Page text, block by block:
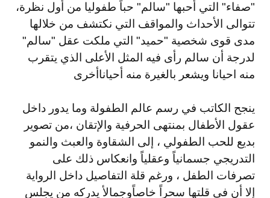
"صفاء" التي أحبها "سالم" حباً طفوليا من أول نظرة،
تتوالى الأحداث والمواقف التي نكتشف من خلالها
مدى قوى شخصية "حميد" التي ملكت عقل "سالم"
لدرجة أن سالم رأى فيه المثل الأعلى الذي يتقرب
منه احيانا ويشعر بالغيرة منه أحيانا أخرى
ينجح الكاتب في رسم عالم الطفولة وما يدور داخل
عقول الأطفال بمنتهى الحرفية والإتقان ،من تصوير
بديع للحب الطفولي ، إلى الشقاوة والعبث والنمو
التدريجي جسمانياً وعقلياً وانعكاس ذلك على
تصرفات الطفل ، ورغم قلة التفاصيل داخل الرواية
إلا أن في قلتها سحراً خاصاًوجمالأ يدركه من يجلس